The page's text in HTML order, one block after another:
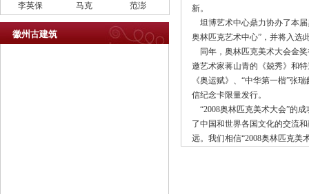
李英保 马克 范澎
徽州古建筑
新。
坦博艺术中心鼎力协办了本届
奥林匹克艺术中心”，并将入选
同年，奥林匹克美术大会金奖
邀艺术家蒋山青的《兢秀》和
《奥运赋》、“中华第一楷”张
信纪念卡限量发行。
“2008奥林匹克美术大会”的
了中国和世界各国文化的交流
远。我们相信“2008奥林匹克美